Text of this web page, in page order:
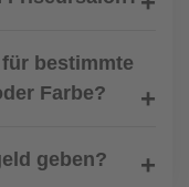
bestimmte
Farbe?
geben?